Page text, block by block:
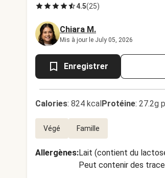
4.5(25)
Chiara M.
Mis à jour le July 05, 2026
Enregistrer
Calories: 824 kcalProtéine: 27.2g
Végé Famille
Allergènes:Lait (contient du
Peut contenir des